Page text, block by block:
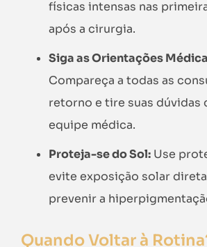
físicas intensas nas
após a cirurgia.
Siga as Orientações
Compareça a todas as
retorno e tire suas dúvidas
equipe médica.
Proteja-se do Sol: Use
evite exposição solar
prevenir a
Quando Voltar à